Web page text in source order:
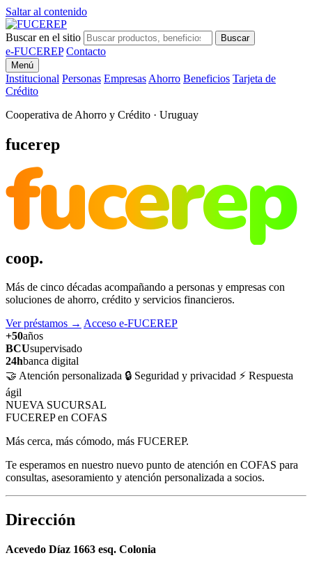
Saltar al contenido
Buscar en el sitio Buscar
e-FUCEREP Contacto
Menú
Institucional Personas Empresas Ahorro Beneficios Tarjeta de
Crédito
Cooperativa de Ahorro y Crédito · Uruguay
fucerep
fucerep
coop.
Más de cinco décadas acompañando a personas y empresas con
soluciones de ahorro, crédito y servicios financieros.
Ver préstamos → Acceso e-FUCEREP
+50años
BCUsupervisado
24hbanca digital
🤝 Atención personalizada 🔒 Seguridad y privacidad ⚡ Respuesta
ágil
NUEVA SUCURSAL
FUCEREP en COFAS
Más cerca, más cómodo, más FUCEREP.
Te esperamos en nuestro nuevo punto de atención en COFAS para
consultas, asesoramiento y atención personalizada a socios.
Dirección
Acevedo Díaz 1663 esq. Colonia